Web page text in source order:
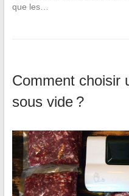
que les…
Comment choisir
sous vide ?